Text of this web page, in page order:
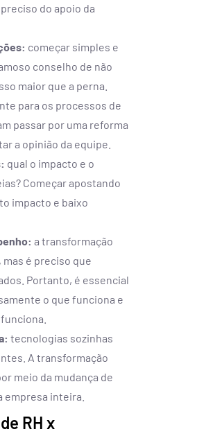
do apoio da
começar simples e
conselho de não
maior que a perna.
para os processos de
passar por uma reforma
a opinião da equipe.
qual o impacto e o
Começar apostando
impacto e baixo
a transformação
é preciso que
Portanto, é essencial
o que funciona e
tecnologias sozinhas
A transformação
meio da mudança de
empresa inteira.
RH x